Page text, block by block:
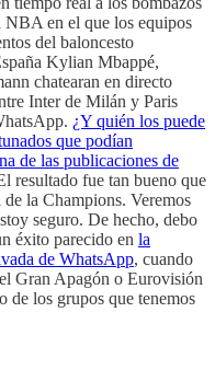
en el que los equipos
del baloncesto
Kylian Mbappé,
chatearan en directo
Inter de Milán y Paris
¿Y quién los puede
que podían
de las publicaciones de
resultado fue tan bueno que
la Champions. Veremos
seguro. De hecho, debo
éxito parecido en la
de WhatsApp, cuando
Gran Apagón o Eurovisión
de los grupos que tenemos